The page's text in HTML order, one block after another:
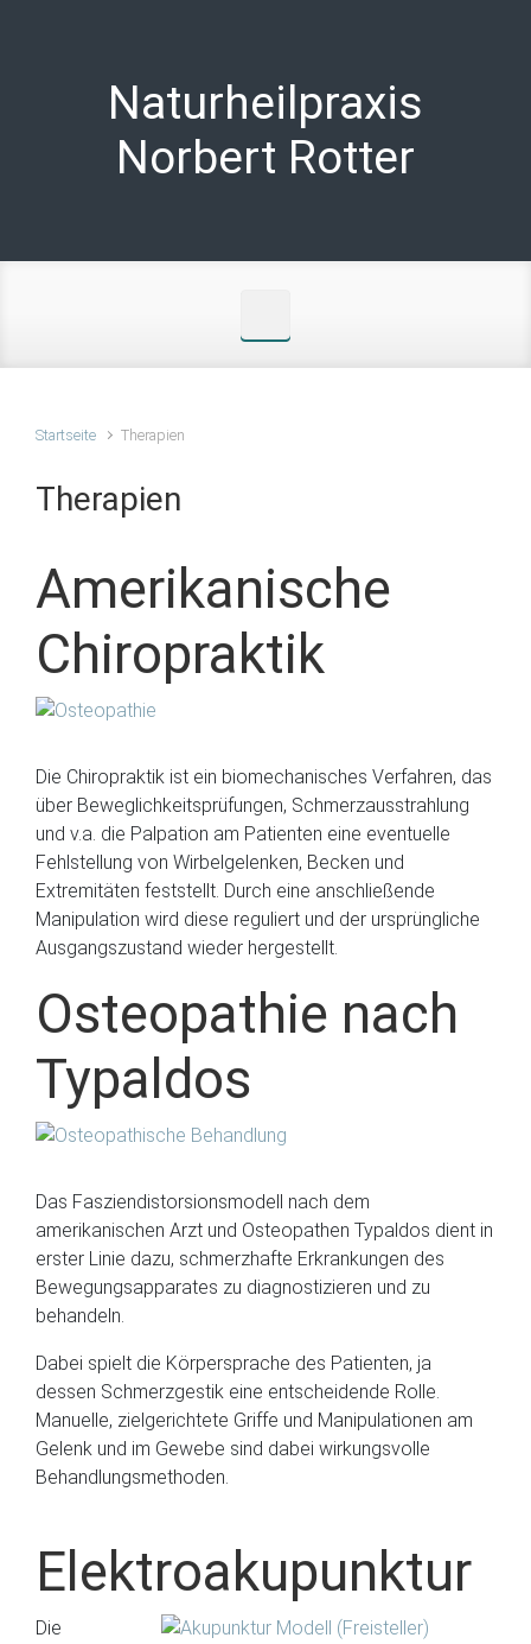
Naturheilpraxis
Norbert Rotter
Startseite Therapien
Therapien
Amerikanische
Chiropraktik
Die Chiropraktik ist ein biomechanisches Verfahren, das
über Beweglichkeitsprüfungen, Schmerzausstrahlung
und v.a. die Palpation am Patienten eine eventuelle
Fehlstellung von Wirbelgelenken, Becken und
Extremitäten feststellt. Durch eine anschließende
Manipulation wird diese reguliert und der ursprüngliche
Ausgangszustand wieder hergestellt.
Osteopathie nach
Typaldos
Das Fasziendistorsionsmodell nach dem
amerikanischen Arzt und Osteopathen Typaldos dient in
erster Linie dazu, schmerzhafte Erkrankungen des
Bewegungsapparates zu diagnostizieren und zu
behandeln.
Dabei spielt die Körpersprache des Patienten, ja
dessen Schmerzgestik eine entscheidende Rolle.
Manuelle, zielgerichtete Griffe und Manipulationen am
Gelenk und im Gewebe sind dabei wirkungsvolle
Behandlungsmethoden.
Elektroakupunktur
Die